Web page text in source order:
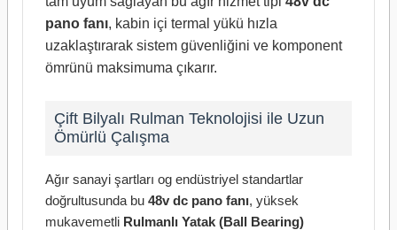
pano fanı, kabin içi termal yükü hızla
uzaklaştırarak sistem güvenliğini ve komponent
ömrünü maksimuma çıkarır.
Çift Bilyalı Rulman Teknolojisi ile Uzun
Ömürlü Çalışma
Ağır sanayi şartları og endüstriyel standartlar
doğrultusunda bu 48v dc pano fanı, yüksek
mukavemetli Rulmanlı Yatak (Ball Bearing)